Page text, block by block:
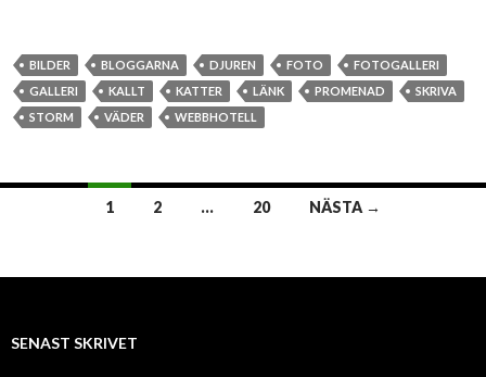
BILDER BLOGGARNA DJUREN FOTO
FOTOGALLERI
GALLERI
KALLT KATTER LÄNK PROMENAD
SKRIVA
STORM
VÄDER WEBBHOTELL
1 2 … 20 NÄSTA →
SENAST SKRIVET